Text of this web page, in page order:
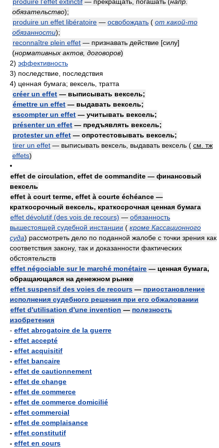
обязательство);
produire un effet libératoire — освобождать ( от какой-то
обязанности);
reconnaître plein effet — признавать действие [силу]
(нормативных актов, договоров)
2) эффективность
3) последствие, последствия
4) ценная бумага; вексель, тратта
créer un effet — выписывать вексель;
émettre un effet — выдавать вексель;
escompter un effet — учитывать вексель;
présenter un effet — предъявлять вексель;
protester un effet — опротестовывать вексель;
tirer un effet — выписывать вексель, выдавать вексель ( см. тж
effets)
•
effet de circulation, effet de commandite — финансовый
вексель
effet à court terme, effet à courte échéance —
краткосрочный вексель, краткосрочная ценная бумага
effet dévolutif (des vois de recours) — обязанность
вышестоящей судебной инстанции ( кроме Кассационного
суда) рассмотреть дело по поданной жалобе с точки зрения как
соответствия закону, так и доказанности фактических
обстоятельств
effet négociable sur le marché monétaire — ценная бумага,
обращающаяся на денежном рынке
effet suspensif des voies de recours — приостановление
исполнения судебного решения при его обжаловании
effet d'utilisation d'une invention — полезность
изобретения
- effet abrogatoire de la guerre
- effet accepté
- effet acquisitif
- effet bancaire
- effet de cautionnement
- effet de change
- effet de commerce
- effet de commerce domicilié
- effet commercial
- effet de complaisance
- effet constitutif
- effet en cours